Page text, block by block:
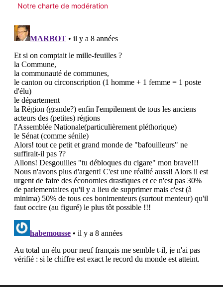
Notre charte de modération